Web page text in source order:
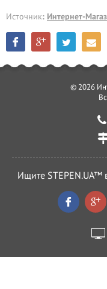
Источник: Интернет-
© 2026
Ищите STEPEN.UA™